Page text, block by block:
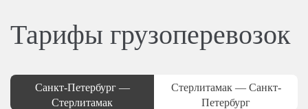
Тарифы грузоперевозок
Санкт-Петербург —
Стерлитамак
Стерлитамак — Санкт-
Петербург